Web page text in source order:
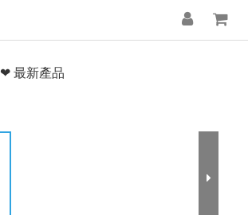
❤ 最新產品